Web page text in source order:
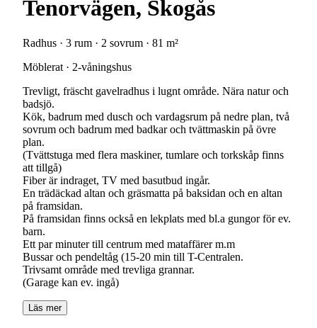
Tenorvägen, Skogås
Radhus · 3 rum · 2 sovrum · 81 m²
Möblerat · 2-våningshus
Trevligt, fräscht gavelradhus i lugnt område. Nära natur och
badsjö.
Kök, badrum med dusch och vardagsrum på nedre plan, två
sovrum och badrum med badkar och tvättmaskin på övre
plan.
(Tvättstuga med flera maskiner, tumlare och torkskåp finns
att tillgå)
Fiber är indraget, TV med basutbud ingår.
En trädäckad altan och gräsmatta på baksidan och en altan
på framsidan.
På framsidan finns också en lekplats med bl.a gungor för ev.
barn.
Ett par minuter till centrum med mataffärer m.m
Bussar och pendeltåg (15-20 min till T-Centralen.
Trivsamt område med trevliga grannar.
Läs mer